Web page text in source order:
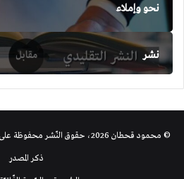
نحو وإملاء
نشر
© محمود قحطان 2026، حقوق النّشر محفوظة على المؤلّف |
ذكر المصدر